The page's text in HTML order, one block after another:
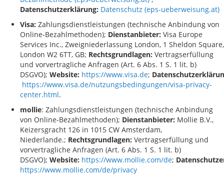
Datenschutzerklärung: Datenschutz (eps-ueberweisung.at)
Visa: Zahlungsdienstleistungen (technische Anbindung von
Online-Bezahlmethoden); Dienstanbieter: Visa Europe
Services Inc., Zweigniederlassung London, 1 Sheldon Square,
London W2 6TT, GB; Rechtsgrundlagen: Vertragserfüllung
und vorvertragliche Anfragen (Art. 6 Abs. 1 S. 1 lit. b)
DSGVO); Website: https://www.visa.de;
https://www.visa.de/nutzungsbedingungen/visa-privacy-
center.html.
mollie: Zahlungsdienstleistungen (technische Anbindung
von Online-Bezahlmethoden); Dienstanbieter: Mollie B.V.,
Keizersgracht 126 in 1015 CW Amsterdam,
Niederlande.; Rechtsgrundlagen: Vertragserfüllung und
vorvertragliche Anfragen (Art. 6 Abs. 1 S. 1 lit. b)
DSGVO); Website: https://www.mollie.com/de;
https://www.mollie.com/de/privacy